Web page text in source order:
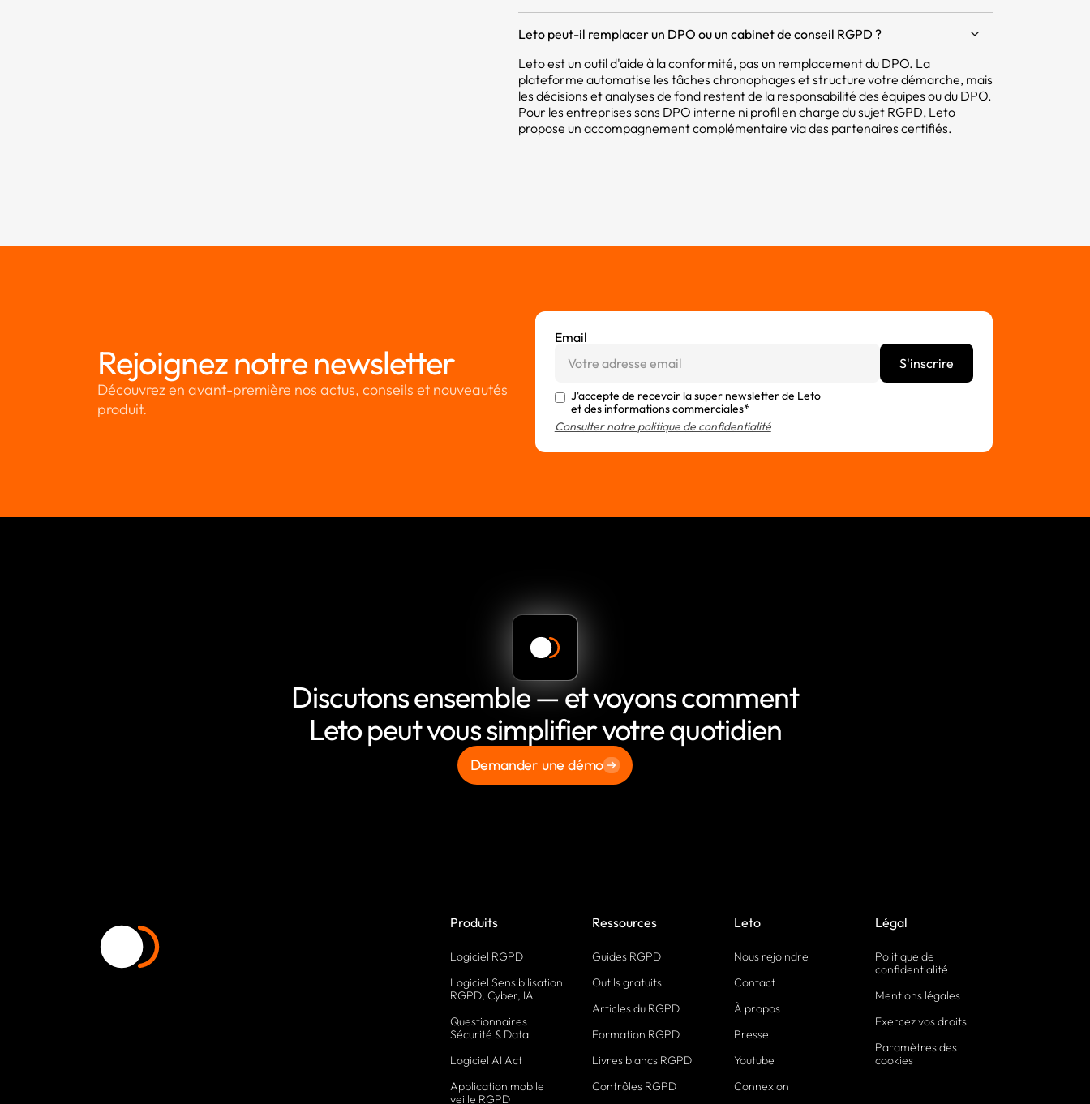
Leto peut-il remplacer un DPO ou un cabinet de conseil RGPD ?
Leto est un outil d'aide à la conformité, pas un remplacement du DPO. La
plateforme automatise les tâches chronophages et structure votre démarche, mais
les décisions et analyses de fond restent de la responsabilité des équipes ou du DPO.
Pour les entreprises sans DPO interne ni profil en charge du sujet RGPD, Leto
propose un accompagnement complémentaire via des partenaires certifiés.
Rejoignez notre newsletter
Découvrez en avant-première nos actus, conseils et nouveautés
produit.
Email
J'accepte de recevoir la super newsletter de Leto
et des informations commerciales*
Consulter notre politique de confidentialité
Discutons ensemble — et voyons comment
Leto peut vous simplifier votre quotidien
Demander une démo
Produits
Logiciel RGPD
Logiciel Sensibilisation
RGPD, Cyber, IA
Questionnaires
Sécurité & Data
Logiciel AI Act
Application mobile
veille RGPD
Ressources
Guides RGPD
Outils gratuits
Articles du RGPD
Formation RGPD
Livres blancs RGPD
Contrôles RGPD
Leto
Nous rejoindre
Contact
À propos
Presse
Youtube
Connexion
Légal
Politique de
confidentialité
Mentions légales
Exercez vos droits
Paramètres des
cookies